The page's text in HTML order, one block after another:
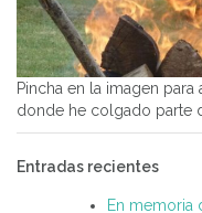
Pincha en la imagen
donde he colgado parte
Entradas recientes
En memoria